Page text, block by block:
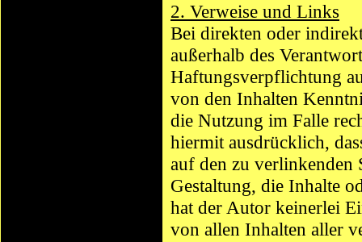
2. Verweise und Links
Bei direkten oder
außerhalb des
Haftungsverpflichtung
von den Inhalten
die Nutzung im Falle
hiermit ausdrücklich,
auf den zu verlinkenden
Gestaltung, die Inhalte
hat der Autor keinerlei
von allen Inhalten aller